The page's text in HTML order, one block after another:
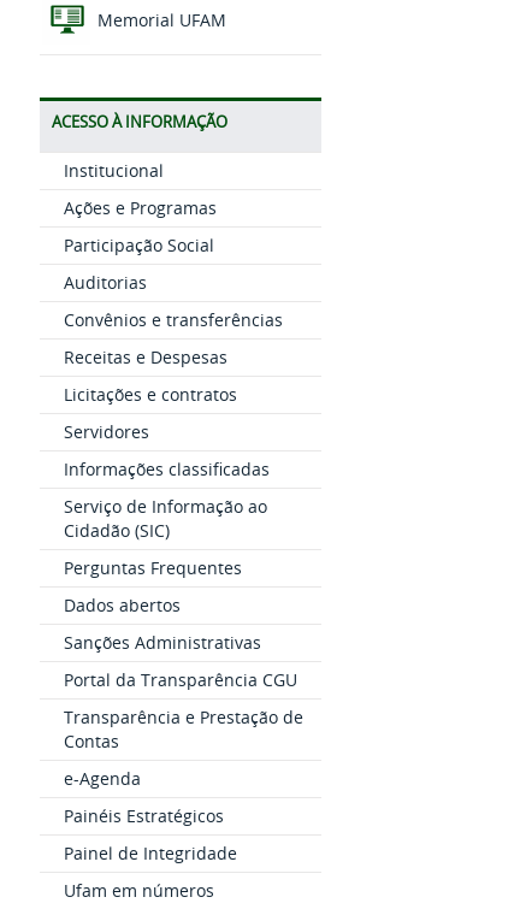
Memorial UFAM
ACESSO À INFORMAÇÃO
Institucional
Ações e Programas
Participação Social
Auditorias
Convênios e transferências
Receitas e Despesas
Licitações e contratos
Servidores
Informações classificadas
Serviço de Informação ao
Cidadão (SIC)
Perguntas Frequentes
Dados abertos
Sanções Administrativas
Portal da Transparência CGU
Transparência e Prestação de
Contas
e-Agenda
Painéis Estratégicos
Painel de Integridade
Ufam em números